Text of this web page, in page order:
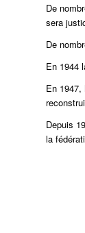
De
sera
De
En 1944
En
Depuis
la